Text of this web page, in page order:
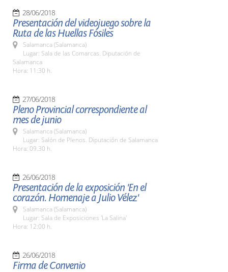
28/06/2018
Presentación del videojuego sobre la
Ruta de las Huellas Fósiles
Salamanca (Salamanca)
Lugar: Sala de las Comarcas. Diputación de
Salamanca
Hora: 11:30 h.
27/06/2018
Pleno Provincial correspondiente al
mes de junio
Salamanca (Salamanca)
Lugar: Salón de Plenos. Diputación de Salamanca
Hora: 09.30 h.
26/06/2018
Presentación de la exposición 'En el
corazón. Homenaje a Julio Vélez'
Salamanca (Salamanca)
Lugar: Sala de Exposiciones 'La Salina'
Hora: 12:00 h.
26/06/2018
Firma de Convenio